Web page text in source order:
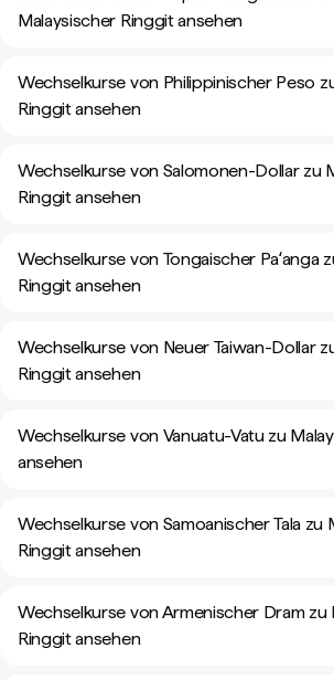
Malaysischer Ringgit ansehen
Wechselkurse von Philippinischer Peso
Ringgit ansehen
Wechselkurse von Salomonen-Dollar zu
Ringgit ansehen
Wechselkurse von Tongaischer Paʻanga
Ringgit ansehen
Wechselkurse von Neuer Taiwan-Dollar
Ringgit ansehen
Wechselkurse von Vanuatu-Vatu zu
ansehen
Wechselkurse von Samoanischer Tala zu
Ringgit ansehen
Wechselkurse von Armenischer Dram zu
Ringgit ansehen